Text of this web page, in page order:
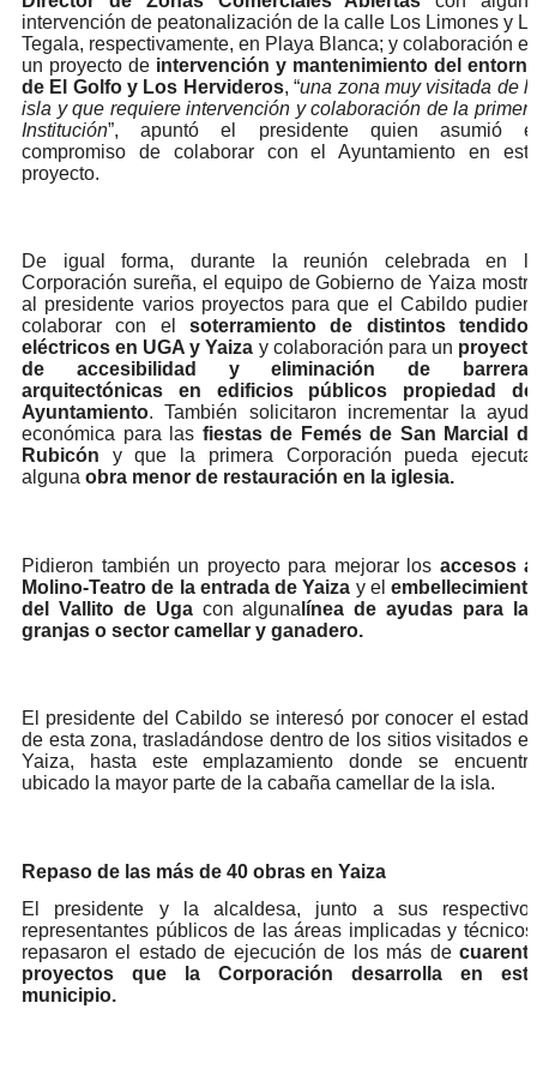
intervención de peatonalización de la calle Los Limones y
Tegala, respectivamente, en Playa Blanca; y colaboración
un proyecto de intervención y mantenimiento del
de El Golfo y Los Hervideros, “una zona muy visitada de
isla y que requiere intervención y colaboración de la
Institución”, apuntó el presidente quien asumió
compromiso de colaborar con el Ayuntamiento en
proyecto.
De igual forma, durante la reunión celebrada en
Corporación sureña, el equipo de Gobierno de Yaiza
al presidente varios proyectos para que el Cabildo
colaborar con el soterramiento de distintos
eléctricos en UGA y Yaiza y colaboración para un
de accesibilidad y eliminación de
arquitectónicas en edificios públicos propiedad
Ayuntamiento. También solicitaron incrementar la
económica para las fiestas de Femés de San Marcial
Rubicón y que la primera Corporación pueda
alguna obra menor de restauración en la iglesia.
Pidieron también un proyecto para mejorar los accesos
Molino-Teatro de la entrada de Yaiza y el
del Vallito de Ugacon alguna línea de ayudas para
granjas o sector camellar y ganadero.
El presidente del Cabildo se interesó por conocer el
de esta zona, trasladándose dentro de los sitios visitados
Yaiza, hasta este emplazamiento donde se
ubicado la mayor parte de la cabaña camellar de la isla.
Repaso de las más de 40 obras en Yaiza
El presidente y la alcaldesa, junto a sus
representantes públicos de las áreas implicadas y
repasaron el estado de ejecución de los más de
proyectos que la Corporación desarrolla en
municipio.